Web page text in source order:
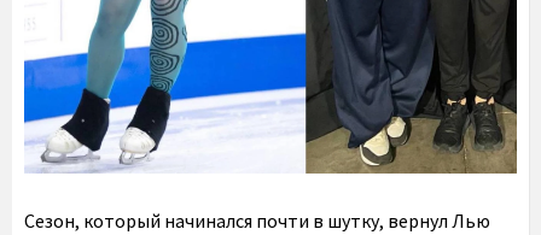
Сезон, который начинался почти в шутку, вернул Лью